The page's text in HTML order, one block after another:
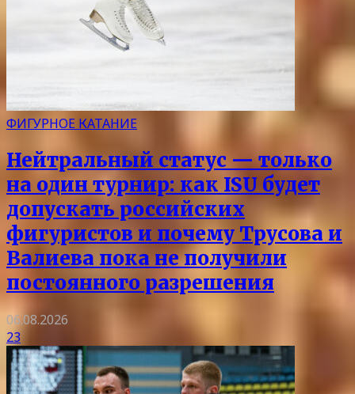
ФИГУРНОЕ КАТАНИЕ
Нейтральный статус — только
на один турнир: как ISU будет
допускать российских
фигуристов и почему Трусова и
Валиева пока не получили
постоянного разрешения
06.08.2026
23